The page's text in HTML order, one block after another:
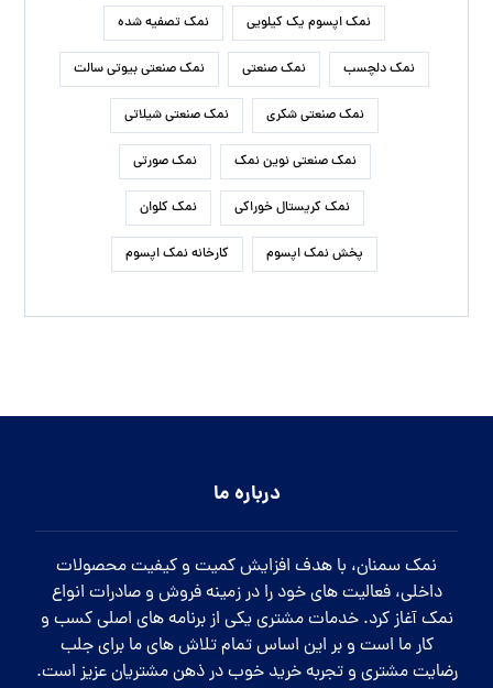
نمک اپسوم یک کیلویی نمک تصفیه شده
نمک دلچسب نمک صنعتی نمک صنعتی بیوتی سالت
نمک صنعتی شکری نمک صنعتی شیلاتی
نمک صنعتی نوین نمک نمک صورتی
نمک کریستال خوراکی نمک کلوان
پخش نمک اپسوم کارخانه نمک اپسوم
درباره ما
نمک سمنان، با هدف افزایش کمیت و کیفیت محصولات
داخلی، فعالیت های خود را در زمینه فروش و صادرات انواع
نمک آغاز کرد. خدمات مشتری یکی از برنامه های اصلی کسب و
کار ما است و بر این اساس تمام تلاش های ما برای جلب
رضایت مشتری و تجربه خرید خوب در ذهن مشتریان عزیز است.